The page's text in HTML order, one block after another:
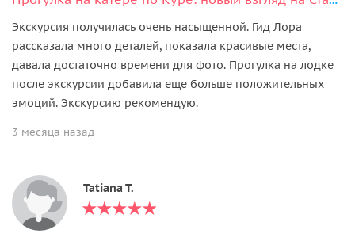
Экскурсия получилась очень насыщенной. Гид Лора
рассказала много деталей, показала красивые места,
давала достаточно времени для фото. Прогулка на лодке
после экскурсии добавила еще больше положительных
эмоций. Экскурсию рекомендую.
3 месяца назад
Tatiana T.